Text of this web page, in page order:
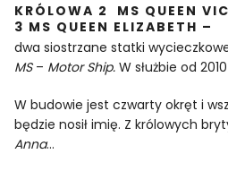
KRÓLOWA 2 MS QUEEN
3 MS QUEEN ELIZABETH –
dwa siostrzane statki
MS– Motor Ship.W służbie od
W budowie jest czwarty okręt i
będzie nosił imię. Z królowych
Anna…